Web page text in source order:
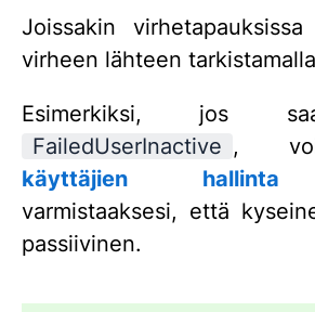
Joissakin
virheen lähteen
Esimerkiksi, jos
FailedUserInactive ,
käyttäjien hallinta -
varmistaaksesi, että
passiivinen.